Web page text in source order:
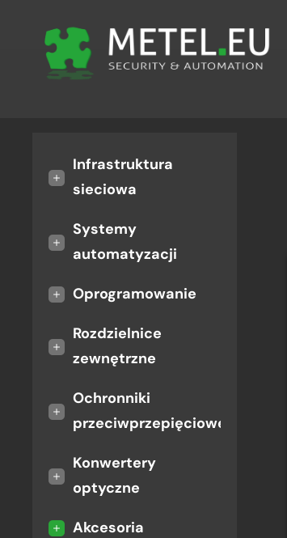
+
Infrastruktura
sieciowa
+
Systemy
automatyzacji
+ Oprogramowanie
+
Rozdzielnice
zewnętrzne
+
Ochronniki
przeciwprzepięciowe
+
Konwertery
optyczne
-
Akcesoria